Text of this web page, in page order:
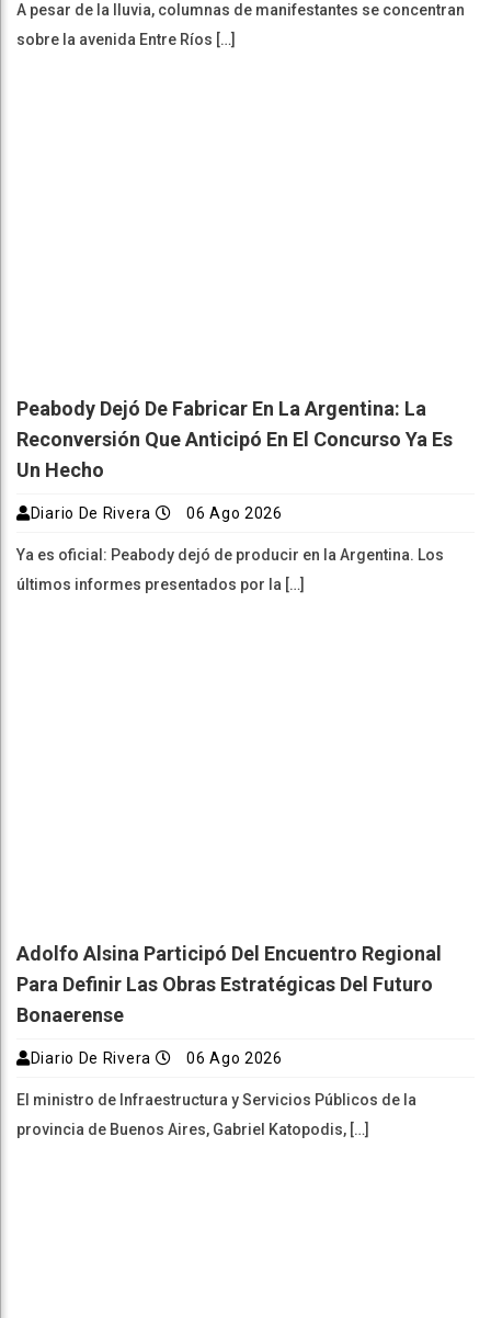
A pesar de la lluvia, columnas de manifestantes se concentran
sobre la avenida Entre Ríos […]
Peabody Dejó De Fabricar En La Argentina: La
Reconversión Que Anticipó En El Concurso Ya Es
Un Hecho
Diario De Rivera 06 Ago 2026
Ya es oficial: Peabody dejó de producir en la Argentina. Los
últimos informes presentados por la […]
Adolfo Alsina Participó Del Encuentro Regional
Para Definir Las Obras Estratégicas Del Futuro
Bonaerense
Diario De Rivera 06 Ago 2026
El ministro de Infraestructura y Servicios Públicos de la
provincia de Buenos Aires, Gabriel Katopodis, […]